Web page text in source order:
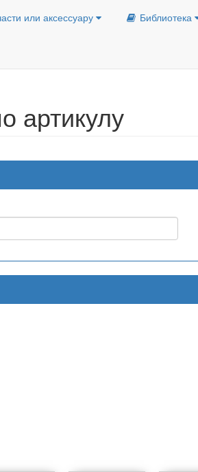
или аксессуару Библиотека
артикулу